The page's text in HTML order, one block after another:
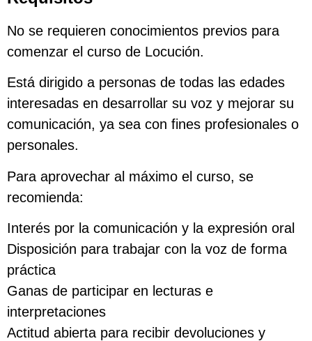
No se requieren conocimientos previos para
comenzar el curso de Locución.
Está dirigido a personas de todas las edades
interesadas en desarrollar su voz y mejorar su
comunicación, ya sea con fines profesionales o
personales.
Para aprovechar al máximo el curso, se
recomienda:
Interés por la comunicación y la expresión oral
Disposición para trabajar con la voz de forma
práctica
Ganas de participar en lecturas e
interpretaciones
Actitud abierta para recibir devoluciones y